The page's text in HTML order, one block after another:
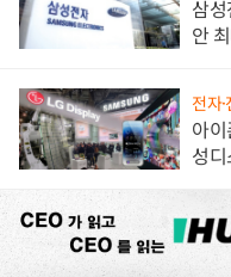
삼
안
전자
아
성